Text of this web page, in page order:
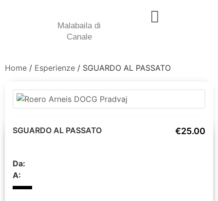
Malabaila di
Canale
Home / Esperienze / SGUARDO AL PASSATO
SGUARDO AL PASSATO €25.00
Da:
A: